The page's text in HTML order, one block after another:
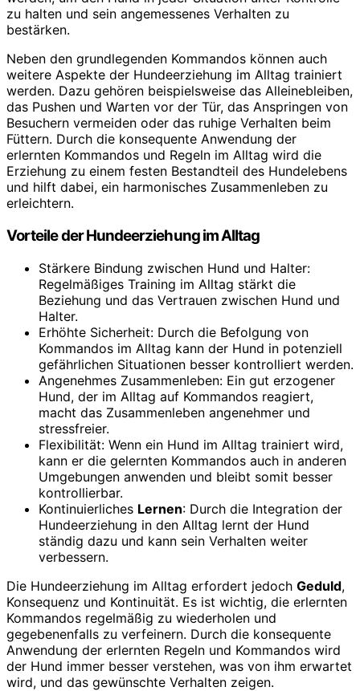
zu halten und sein angemessenes Verhalten zu
bestärken.
Neben den grundlegenden Kommandos können auch
weitere Aspekte der Hundeerziehung im Alltag trainiert
werden. Dazu gehören beispielsweise das Alleinebleiben,
das Pushen und Warten vor der Tür, das Anspringen von
Besuchern vermeiden oder das ruhige Verhalten beim
Füttern. Durch die konsequente Anwendung der
erlernten Kommandos und Regeln im Alltag wird die
Erziehung zu einem festen Bestandteil des Hundelebens
und hilft dabei, ein harmonisches Zusammenleben zu
erleichtern.
Vorteile der Hundeerziehung im Alltag
Stärkere Bindung zwischen Hund und Halter:
Regelmäßiges Training im Alltag stärkt die
Beziehung und das Vertrauen zwischen Hund und
Halter.
Erhöhte Sicherheit: Durch die Befolgung von
Kommandos im Alltag kann der Hund in potenziell
gefährlichen Situationen besser kontrolliert werden.
Angenehmes Zusammenleben: Ein gut erzogener
Hund, der im Alltag auf Kommandos reagiert,
macht das Zusammenleben angenehmer und
stressfreier.
Flexibilität: Wenn ein Hund im Alltag trainiert wird,
kann er die gelernten Kommandos auch in anderen
Umgebungen anwenden und bleibt somit besser
kontrollierbar.
Kontinuierliches Lernen: Durch die Integration der
Hundeerziehung in den Alltag lernt der Hund
ständig dazu und kann sein Verhalten weiter
verbessern.
Die Hundeerziehung im Alltag erfordert jedoch Geduld,
Konsequenz und Kontinuität. Es ist wichtig, die erlernten
Kommandos regelmäßig zu wiederholen und
gegebenenfalls zu verfeinern. Durch die konsequente
Anwendung der erlernten Regeln und Kommandos wird
der Hund immer besser verstehen, was von ihm erwartet
wird, und das gewünschte Verhalten zeigen.